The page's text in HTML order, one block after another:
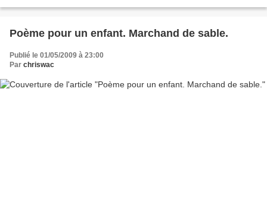
Poème pour un enfant. Marchand de sable.
Publié le 01/05/2009 à 23:00
Par chriswac